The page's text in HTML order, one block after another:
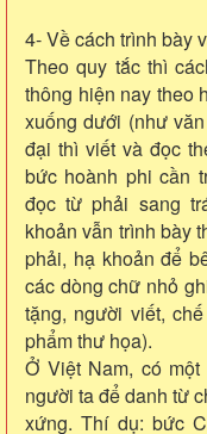
4- Về cách trình bày
Theo quy tắc thì
thông hiện nay theo
xuống dưới (như
đại thì viết và đọc
bức hoành phi cần
đọc từ phải sang
khoản vẫn trình bày
phải, hạ khoản để
các dòng chữ nhỏ
tặng, người viết,
phẩm thư họa).
Ở Việt Nam, có
người ta để danh từ
xứng. Thí dụ: bức